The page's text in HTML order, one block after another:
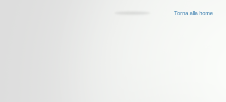
Torna alla home